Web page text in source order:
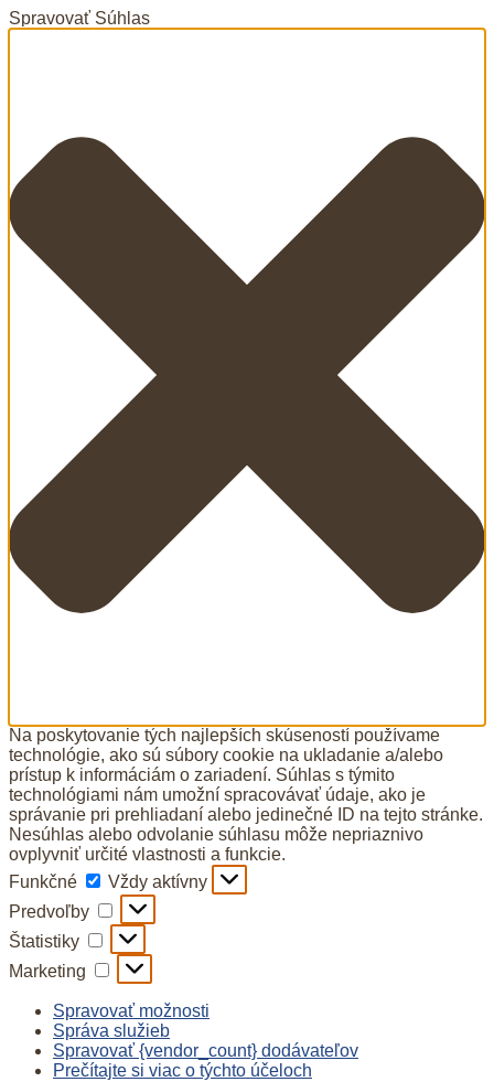
Spravovať Súhlas
Na poskytovanie tých najlepších skúseností používame
technológie, ako sú súbory cookie na ukladanie a/alebo
prístup k informáciám o zariadení. Súhlas s týmito
technológiami nám umožní spracovávať údaje, ako je
správanie pri prehliadaní alebo jedinečné ID na tejto stránke.
Nesúhlas alebo odvolanie súhlasu môže nepriaznivo
ovplyvniť určité vlastnosti a funkcie.
Funkčné
Funkčné
Vždy aktívny
Predvoľby
Predvoľby
Štatistiky Štatistiky
Marketing Marketing
Spravovať možnosti
Správa služieb
Spravovať {vendor_count} dodávateľov
Prečítajte si viac o týchto účeloch